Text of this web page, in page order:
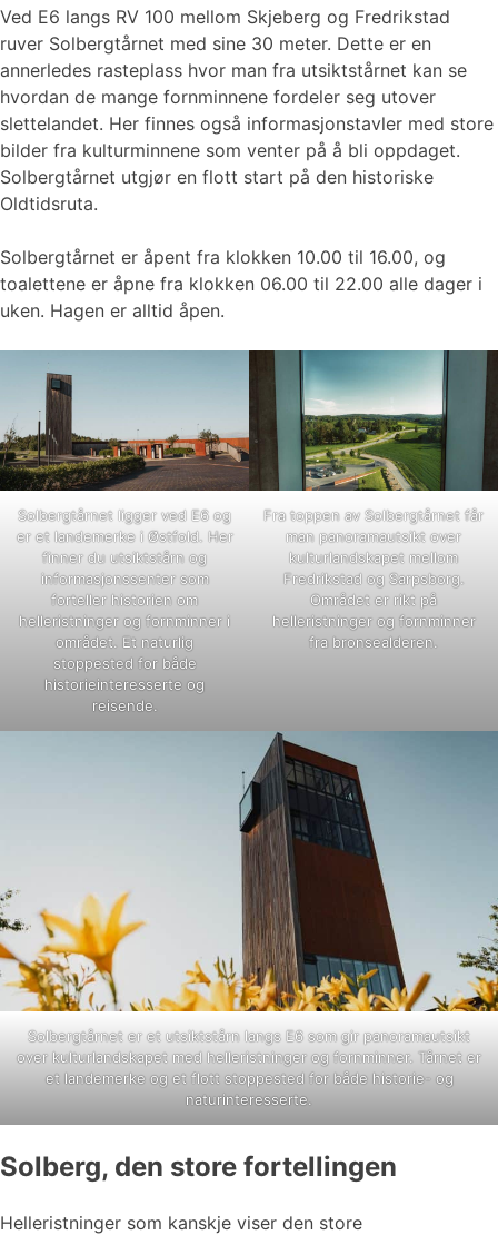
Ved E6 langs RV 100 mellom Skjeberg og Fredrikstad
ruver Solbergtårnet med sine 30 meter. Dette er en
annerledes rasteplass hvor man fra utsiktstårnet kan se
hvordan de mange fornminnene fordeler seg utover
slettelandet. Her finnes også informasjonstavler med store
bilder fra kulturminnene som venter på å bli oppdaget.
Solbergtårnet utgjør en flott start på den historiske
Oldtidsruta.
Solbergtårnet er åpent fra klokken 10.00 til 16.00, og
toalettene er åpne fra klokken 06.00 til 22.00 alle dager i
uken. Hagen er alltid åpen.
Solbergtårnet ligger ved E6 og
er et landemerke i Østfold. Her
finner du utsiktstårn og
informasjonssenter som
forteller historien om
helleristninger og fornminner i
området. Et naturlig
stoppested for både
historieinteresserte og
reisende.
Fra toppen av Solbergtårnet får
man panoramautsikt over
kulturlandskapet mellom
Fredrikstad og Sarpsborg.
Området er rikt på
helleristninger og fornminner
fra bronsealderen.
Solbergtårnet er et utsiktstårn langs E6 som gir panoramautsikt
over kulturlandskapet med helleristninger og fornminner. Tårnet er
et landemerke og et flott stoppested for både historie- og
naturinteresserte.
Solberg, den store fortellingen
Helleristninger som kanskje viser den store